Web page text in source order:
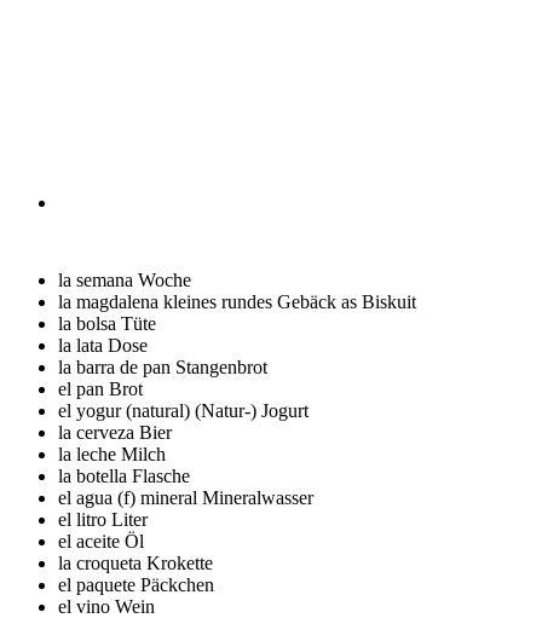
la semana Woche
la magdalena kleines rundes Gebäck as Biskuit
la bolsa Tüte
la lata Dose
la barra de pan Stangenbrot
el pan Brot
el yogur (natural) (Natur-) Jogurt
la cerveza Bier
la leche Milch
la botella Flasche
el agua (f) mineral Mineralwasser
el litro Liter
el aceite Öl
la croqueta Krokette
el paquete Päckchen
el vino Wein